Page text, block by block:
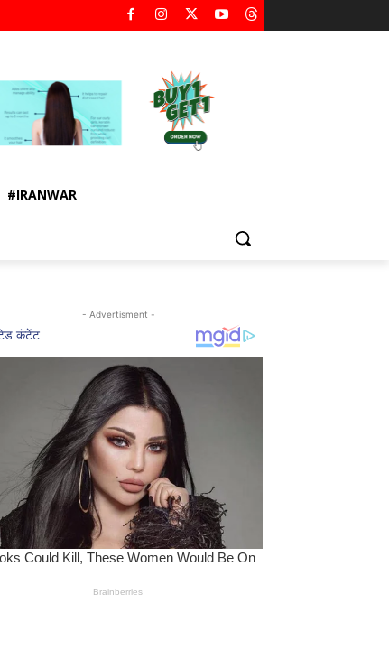
#IRANWAR
- Advertisment -